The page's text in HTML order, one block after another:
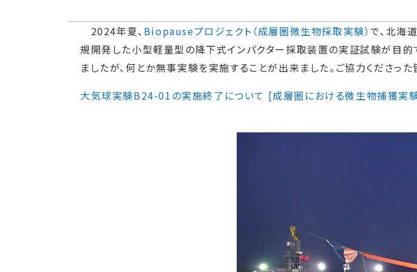
2024年夏、 Biopauseプロジェクト（成層圏微生物採取実験）で、北海
規開発した小型軽量型の降下式インパクター採取装置の実証試験が目
ましたが、何とか無事実験を実施することが出来ました。ご協力くださった
大気球実験B24-01の実施終了について [成層圏における微生物捕獲